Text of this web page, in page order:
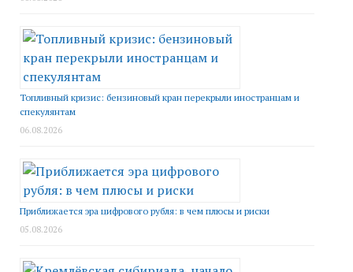
Топливный кризис: бензиновый кран перекрыли иностранцам и
спекулянтам
06.08.2026
Приближается эра цифрового рубля: в чем плюсы и риски
05.08.2026